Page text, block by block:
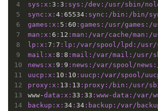
sys: x: 3 : 3 :sys :/dev :/usr/sbin/
sync: x: 4 : 65534 :sync :/bin :/bin/
games: x: 5 : 60 :games :/usr/games :/
man: x: 6 : 12 :man :/var/cache/man :/
lp: x: 7 : 7 :lp :/var/spool/lpd :/usr/
mail: x: 8 : 8 :mail :/var/mail :/usr/
news: x: 9 : 9 :news :/var/spool/news
uucp: x: 10 : 10 :uucp :/var/spool/
proxy: x: 13 : 13 :proxy :/bin :/usr/
www-data: x: 33 : 33 :www-data :/var/
backup: x: 34 : 34 :backup :/var/